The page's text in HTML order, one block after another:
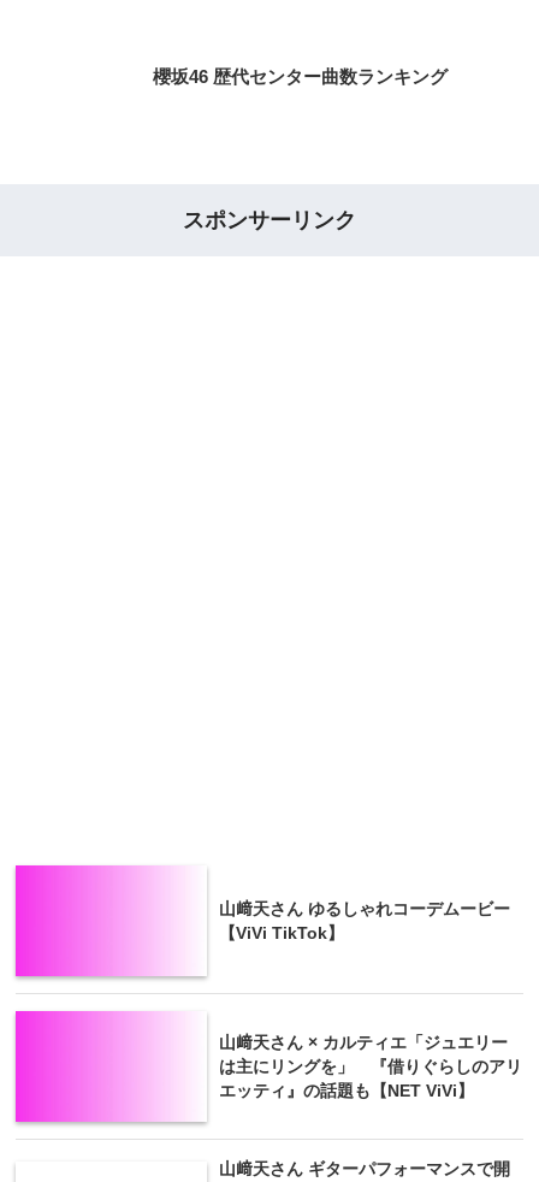
櫻坂46 歴代センター曲数ランキング
スポンサーリンク
山﨑天さん ゆるしゃれコーデムービー
【ViVi TikTok】
山﨑天さん × カルティエ「ジュエリー
は主にリングを」 『借りぐらしのアリ
エッティ』の話題も【NET ViVi】
山﨑天さん ギターパフォーマンスで開